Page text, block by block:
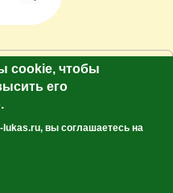
"Лукас Тур"
только с разрешения
cookie, чтобы
его
вы соглашаетесь на